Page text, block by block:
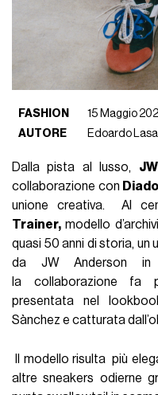
FASHION
15 Maggio
AUTORE
Edoardo
Dalla pista al lusso,
collaborazione con
unione creativa. Al
Trainer, modello
quasi 50 anni di storia,
da JW Anderson in
la collaborazione fa
presentata nel
Sànchez e catturata
Il modello risulta più
altre sneakers odierne